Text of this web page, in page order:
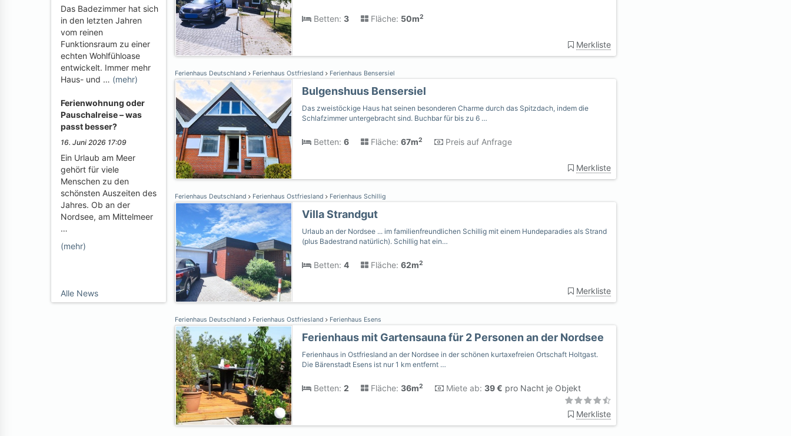
Das Badezimmer hat sich
in den letzten Jahren
vom reinen
Funktionsraum zu einer
echten Wohlfühloase
entwickelt. Immer mehr
Haus- und … (mehr)
Ferienwohnung oder
Pauschalreise – was
passt besser?
16. Juni 2026 17:09
Ein Urlaub am Meer
gehört für viele
Menschen zu den
schönsten Auszeiten des
Jahres. Ob an der
Nordsee, am Mittelmeer
…
(mehr)
Alle News
Betten: 3 Fläche: 50m2
Merkliste
Ferienhaus Deutschland Ferienhaus Ostfriesland Ferienhaus Bensersiel
Bulgenshuus Bensersiel
Das zweistöckige Haus hat seinen besonderen Charme durch das Spitzdach, indem die
Schlafzimmer untergebracht sind. Buchbar für bis zu 6 …
Betten: 6 Fläche: 67m2 Preis auf Anfrage
Merkliste
Ferienhaus Deutschland Ferienhaus Ostfriesland Ferienhaus Schillig
Villa Strandgut
Urlaub an der Nordsee ... im familienfreundlichen Schillig mit einem Hundeparadies als Strand
(plus Badestrand natürlich). Schillig hat ein…
Betten: 4 Fläche: 62m2
Merkliste
Ferienhaus Deutschland Ferienhaus Ostfriesland Ferienhaus Esens
Ferienhaus mit Gartensauna für 2 Personen an der Nordsee
Ferienhaus in Ostfriesland an der Nordsee in der schönen kurtaxefreien Ortschaft Holtgast.
Die Bärenstadt Esens ist nur 1 km entfernt …
Betten: 2 Fläche: 36m2 Miete ab: 39 € pro Nacht je Objekt
Merkliste